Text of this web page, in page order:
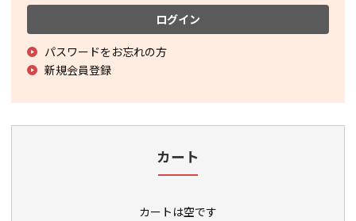
ログイン
パスワードをお忘れの方
新規会員登録
カート
カートは空です